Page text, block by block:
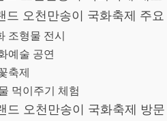
드 오천만송이 국화축제 주
조형물 전시
예술 공연
축제
먹이주기 체험
드 오천만송이 국화축제 방